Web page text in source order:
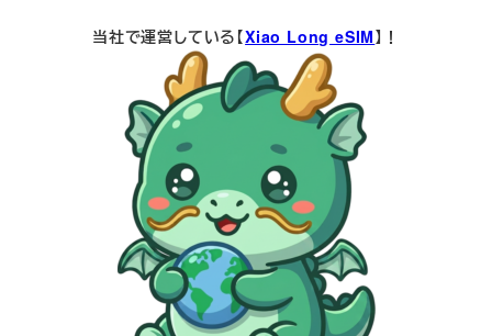
当社で運営している【Xiao Long eSIM】！